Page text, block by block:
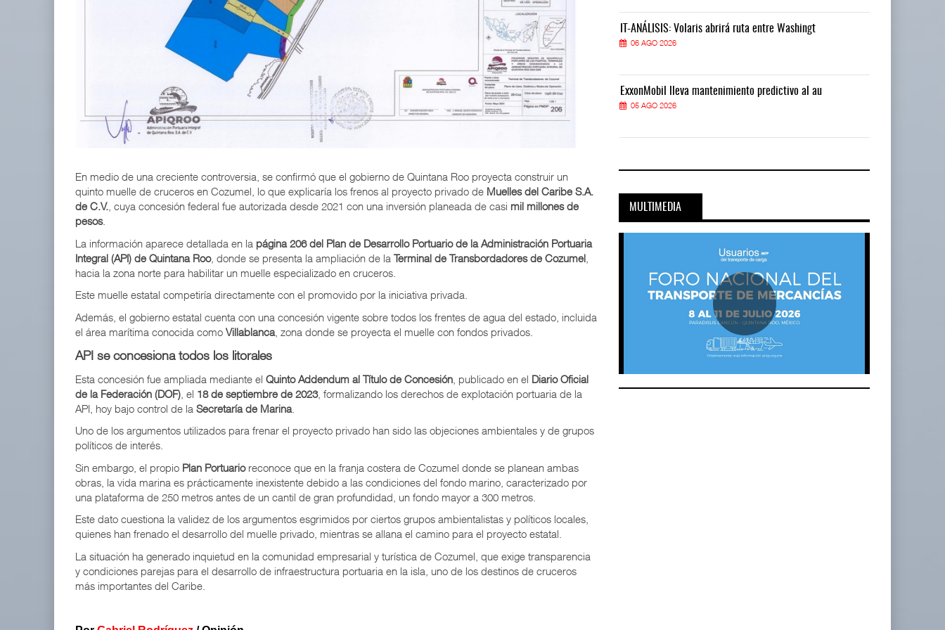
En medio de una creciente controversia, se confirmó que el gobierno de Quintana Roo proyecta construir un
quinto muelle de cruceros en Cozumel, lo que explicaría los frenos al proyecto privado de Muelles del Caribe S.A.
de C.V. , cuya concesión federal fue autorizada desde 2021 con una inversión planeada de casi mil millones de
pesos.
La información aparece detallada en la página 206 del Plan de Desarrollo Portuario de la Administración Portuaria
Integral (API) de Quintana Roo, donde se presenta la ampliación de la Terminal de Transbordadores de Cozumel
hacia la zona norte para habilitar un muelle especializado en cruceros.
Este muelle estatal competiría directamente con el promovido por la iniciativa privada.
Además, el gobierno estatal cuenta con una concesión vigente sobre todos los frentes de agua del estado, incluida
el área marítima conocida como Villablanca, zona donde se proyecta el muelle con fondos privados.
API se concesiona todos los litorales
Esta concesión fue ampliada mediante el Quinto Addendum al Título de Concesión , publicado en el Diario Oficial
de la Federación (DOF) , el 18 de septiembre de 2023, formalizando los derechos de explotación portuaria de la
API, hoy bajo control de la Secretaría de Marina.
Uno de los argumentos utilizados para frenar el proyecto privado han sido las objeciones ambientales y de grupos
políticos de interés.
Sin embargo, el propio Plan Portuarioreconoce que en la franja costera de Cozumel donde se planean ambas
obras, la vida marina es prácticamente inexistente debido a las condiciones del fondo marino, caracterizado por
una plataforma de 250 metros antes de un cantil de gran profundidad, un fondo mayor a 300 metros.
Este dato cuestiona la validez de los argumentos esgrimidos por ciertos grupos ambientalistas y políticos locales,
quienes han frenado el desarrollo del muelle privado, mientras se allana el camino para el proyecto estatal.
La situación ha generado inquietud en la comunidad empresarial y turística de Cozumel, que exige transparencia
y condiciones parejas para el desarrollo de infraestructura portuaria en la isla, uno de los destinos de cruceros
más importantes del Caribe.
IT-ANÁLISIS: Volaris abrirá ruta entre Washingt
ExxonMobil lleva mantenimiento predictivo al au
05 AGO 2026
IT-ANÁLISIS: Volaris abrirá ruta entre Washingt
ExxonMobil lleva mantenimiento predictivo al au
05 AGO 2026
IT-ANÁLISIS: Volaris abrirá ruta entre Washingt
06 AGO 2026
ExxonMobil lleva mantenimiento predictivo al au
05 AGO 2026
MULTIMEDIA